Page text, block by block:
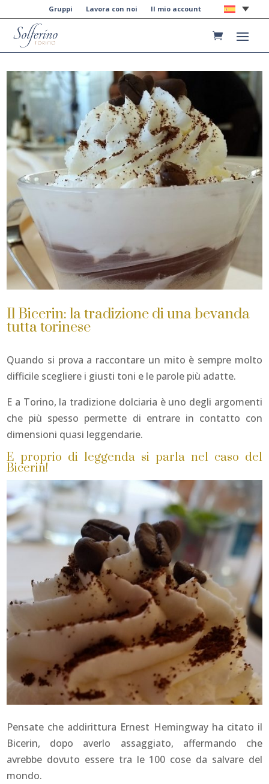
Gruppi Lavora con noi Il mio account
Il Bicerin: la tradizione di una bevanda
tutta torinese
Quando si prova a raccontare un mito è sempre molto
difficile scegliere i giusti toni e le parole più adatte.
E a Torino, la tradizione dolciaria è uno degli argomenti
che più spesso permette di entrare in contatto con
dimensioni quasi leggendarie.
E proprio di leggenda si parla nel caso del
Bicerin!
Pensate che addirittura Ernest Hemingway ha citato il
Bicerin, dopo averlo assaggiato, affermando che
avrebbe dovuto essere tra le 100 cose da salvare del
mondo.